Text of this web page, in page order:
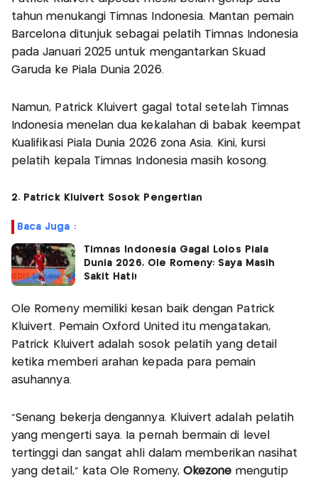
tahun menukangi Timnas Indonesia. Mantan pemain
Barcelona ditunjuk sebagai pelatih Timnas Indonesia
pada Januari 2025 untuk mengantarkan Skuad
Garuda ke Piala Dunia 2026.
Namun, Patrick Kluivert gagal total setelah Timnas
Indonesia menelan dua kekalahan di babak keempat
Kualifikasi Piala Dunia 2026 zona Asia. Kini, kursi
pelatih kepala Timnas Indonesia masih kosong.
2. Patrick Kluivert Sosok Pengertian
Baca Juga :
Timnas Indonesia Gagal Lolos Piala
Dunia 2026, Ole Romeny: Saya Masih
Sakit Hati!
Ole Romeny memiliki kesan baik dengan Patrick
Kluivert. Pemain Oxford United itu mengatakan,
Patrick Kluivert adalah sosok pelatih yang detail
ketika memberi arahan kepada para pemain
asuhannya.
"Senang bekerja dengannya. Kluivert adalah pelatih
yang mengerti saya. Ia pernah bermain di level
tertinggi dan sangat ahli dalam memberikan nasihat
yang detail," kata Ole Romeny, Okezone mengutip